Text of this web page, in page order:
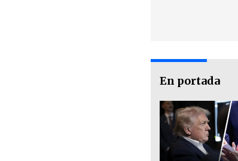
En portada